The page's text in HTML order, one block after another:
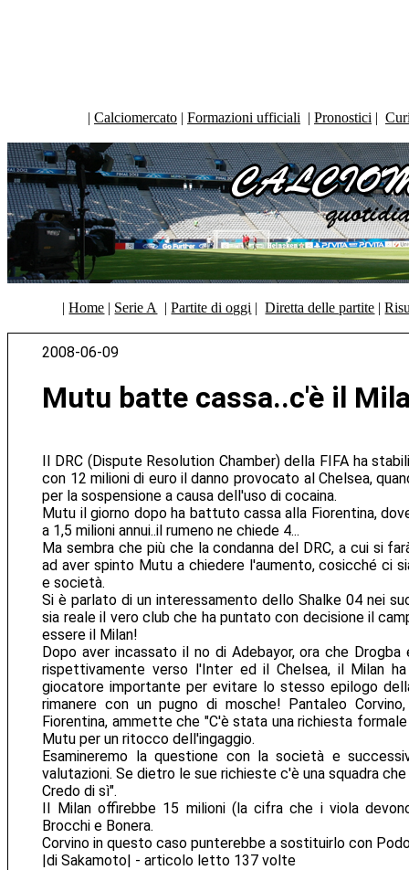
| Calciomercato | Formazioni ufficiali | Pronostici |
|Home | Serie A |Partite di oggi |Diretta delle partite |
2008-06-09
Mutu batte cassa..c'è il
Il DRC (Dispute Resolution Chamber) della FIFA ha
con 12 milioni di euro il danno provocato al Chelsea,
per la sospensione a causa dell'uso di cocaina.
Mutu il giorno dopo ha battuto cassa alla Fiorentina,
a 1,5 milioni annui..il rumeno ne chiede 4...
Ma sembra che più che la condanna del DRC, a cui si
ad aver spinto Mutu a chiedere l'aumento, cosicché ci
e società.
Si è parlato di un interessamento dello Shalke 04 nei
sia reale il vero club che ha puntato con decisione il
essere il Milan!
Dopo aver incassato il no di Adebayor, ora che
rispettivamente verso l'Inter ed il Chelsea, il Milan
giocatore importante per evitare lo stesso epilogo
rimanere con un pugno di mosche! Pantaleo
Fiorentina, ammette che "C'è stata una richiesta
Mutu per un ritocco dell'ingaggio.
Esamineremo la questione con la società e
valutazioni. Se dietro le sue richieste c'è una squadra
Credo di sì".
Il Milan offirebbe 15 milioni (la cifra che i viola
Brocchi e Bonera.
Corvino in questo caso punterebbe a sostituirlo con
|di Sakamoto| - articolo letto 137 volte